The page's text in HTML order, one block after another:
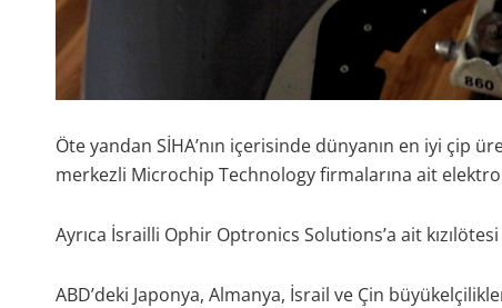
Öte yandan SİHA’nın içerisinde dünyanın en iyi çip
merkezli Microchip Technology firmalarına ait
Ayrıca İsrailli Ophir Optronics Solutions’a ait
ABD’deki Japonya, Almanya, İsrail ve Çin